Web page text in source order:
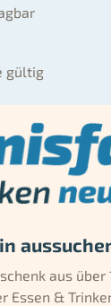
gültig
aus über
Essen &